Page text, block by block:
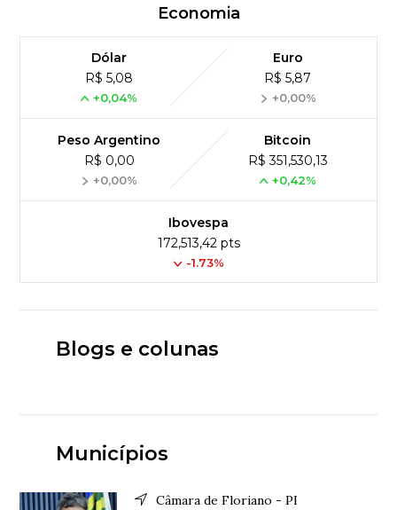
Economia
Dólar
R$ 5,08
+0,04%
Euro
R$ 5,87
+0,00%
Peso Argentino
R$ 0,00
+0,00%
Bitcoin
R$ 351,530,13
+0,42%
Ibovespa
172,513,42 pts
-1.73%
Blogs e colunas
Municípios
Câmara de Floriano - PI